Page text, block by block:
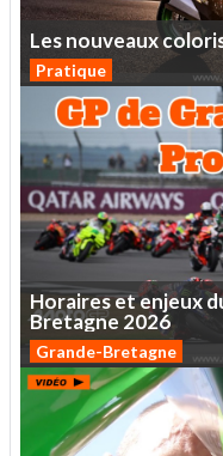
Lesnouveaux
Pratique
Horairesetenjeux
Bretagne 2026
Grande-Bretagne